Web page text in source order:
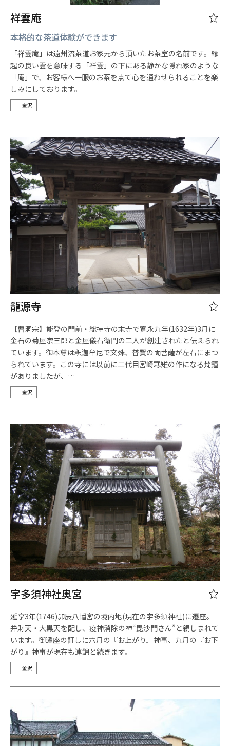
祥雲庵
本格的な茶道体験ができます
「祥雲庵」は遠州流茶道お家元から頂いたお茶室の名前です。縁
起の良い雲を意味する「祥雲」の下にある静かな隠れ家のような
「庵」で、お客様へ一服のお茶を点て心を通わせられることを楽
しみにしております。
金沢
龍源寺
【曹洞宗】能登の門前・総持寺の末寺で寛永九年(1632年)3月に
金石の菊屋宗三郎と金屋儀右衛門の二人が創建されたと伝えられ
ています。御本尊は釈迦牟尼で文殊、普賢の両菩薩が左右にまつ
られています。この寺には以前に二代目宮崎寒雉の作になる梵鐘
がありましたが、…
金沢
宇多須神社奥宮
延享3年(1746)卯辰八幡宮の境内地(現在の宇多須神社)に遷座。
弁財天・大黒天を配し、疫神消除の神“毘沙門さん”と親しまれて
います。御遷座の証しに六月の『お上がり』神事、九月の『お下
がり』神事が現在も連錦と続きます。
金沢